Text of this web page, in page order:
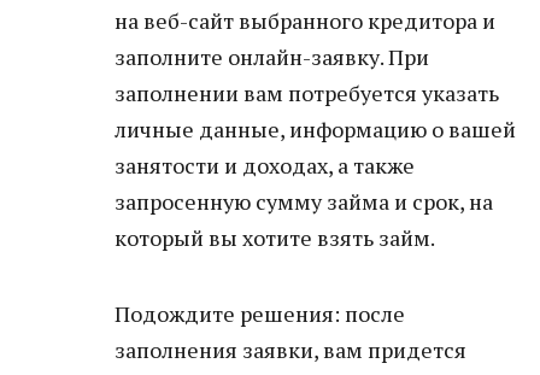
на веб-сайт выбранного кредитора и
заполните онлайн-заявку. При
заполнении вам потребуется указать
личные данные, информацию о вашей
занятости и доходах, а также
запросенную сумму займа и срок, на
который вы хотите взять займ.
Подождите решения: после
заполнения заявки, вам придется